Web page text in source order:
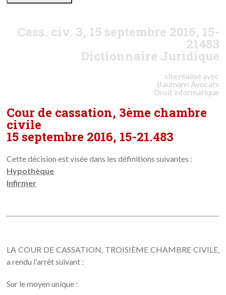
Cass. civ. 3, 15 septembre 2016, 15-
21483
Dictionnaire Juridique
site réalisé avec
Baumann Avocats
Droit informatique
Cour de cassation, 3ème chambre
civile
15 septembre 2016, 15-21.483
Cette décision est visée dans les définitions suivantes :
Hypothèque
Infirmer
LA COUR DE CASSATION, TROISIÈME CHAMBRE CIVILE,
a rendu l'arrêt suivant :
Sur le moyen unique :